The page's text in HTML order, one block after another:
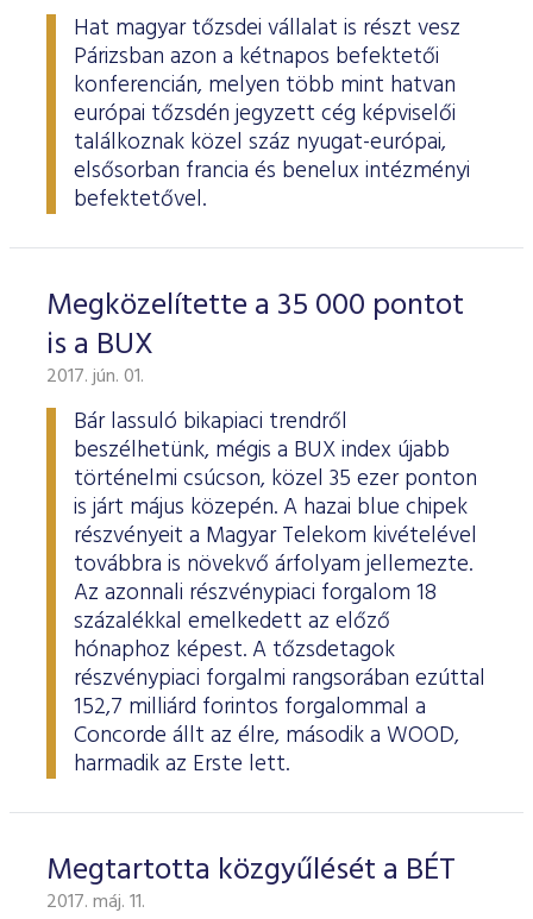
Hat magyar tőzsdei vállalat is részt vesz
Párizsban azon a kétnapos befektetői
konferencián, melyen több mint hatvan
európai tőzsdén jegyzett cég képviselői
találkoznak közel száz nyugat-európai,
elsősorban francia és benelux intézményi
befektetővel.
Megközelítette a 35 000 pontot
is a BUX
2017. jún. 01.
Bár lassuló bikapiaci trendről
beszélhetünk, mégis a BUX index újabb
történelmi csúcson, közel 35 ezer ponton
is járt május közepén. A hazai blue chipek
részvényeit a Magyar Telekom kivételével
továbbra is növekvő árfolyam jellemezte.
Az azonnali részvénypiaci forgalom 18
százalékkal emelkedett az előző
hónaphoz képest. A tőzsdetagok
részvénypiaci forgalmi rangsorában ezúttal
152,7 milliárd forintos forgalommal a
Concorde állt az élre, második a WOOD,
harmadik az Erste lett.
Megtartotta közgyűlését a BÉT
2017. máj. 11.